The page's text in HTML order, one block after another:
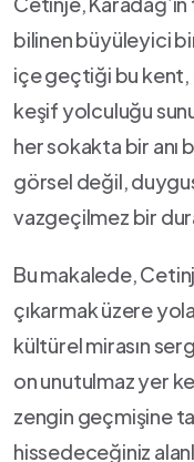
bilinen büyüleyici⁤
içe ‍geçtiği bu
keşif yolculuğu
her sokakta bir ‍anı
görsel değil,⁤
vazgeçilmez bir
Bu makalede,
çıkarmak⁢ üzere
kültürel mirasın
on unutulmaz yer
zengin geçmişine
hissedeceğiniz